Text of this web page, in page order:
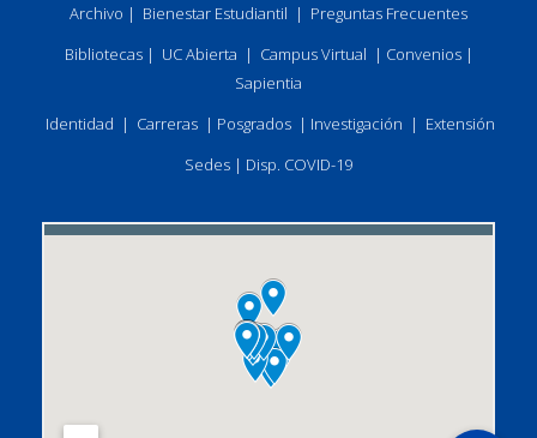
Archivo | Bienestar Estudiantil | Preguntas Frecuentes
Bibliotecas| UC Abierta | Campus Virtual | Convenios|
Sapientia
Identidad | Carreras | Posgrados | Investigación | Extensión
Sedes | Disp. COVID-19